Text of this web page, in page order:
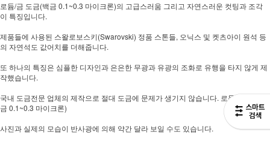
로듐/금 도금(백금 0.1~0.3 마이크론)의 고급스러움 그리고 자연스러운 컷팅과 조각
이 특징입니다.
제품들에 사용된 스왈로보스키(Swarovski) 정품 스톤들, 오닉스 및 켓츠아이 원석 등
의 자연석도 값어치를 더해줍니다.
또 하나의 특징은 심플한 디자인과 은은한 무광과 유광의 조화로 유행을 타지 않게 제
작했습니다.
국내 도금전문 업체의 제작으로 절대 도금에 문제가 생기지 않습니다. 로듐/금 도금(백
금 0.1~0.3 마이크론)
사진과 실제의 모습이 반사광에 의해 약간 달라 보일 수도 있습니다.